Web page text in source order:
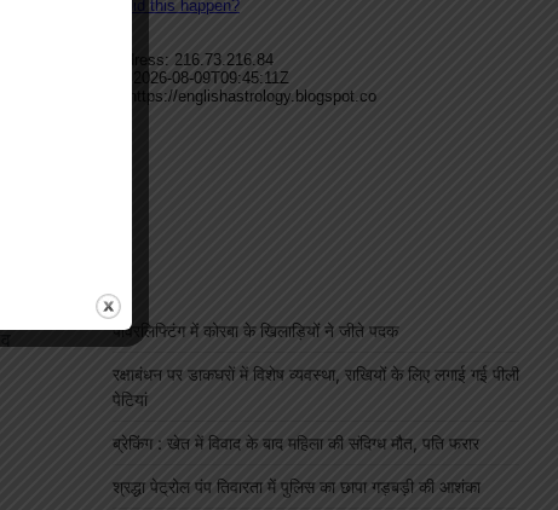
पावरलिफ्टिंग में कोरबा के खिलाड़ियों ने जीते पदक
रक्षाबंधन पर डाकघरों में विशेष व्यवस्था, राखियों के लिए लगाई गई पीली
पेटियां
ब्रेकिंग : खेत में विवाद के बाद महिला की संदिग्ध मौत, पति फरार
श्रद्धा पेट्रोल पंप तिवारता में पुलिस का छापा गड़बड़ी की आशंका